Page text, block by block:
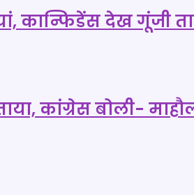
कान्फिडेंस देख गूंजी
कांग्रेस बोली-